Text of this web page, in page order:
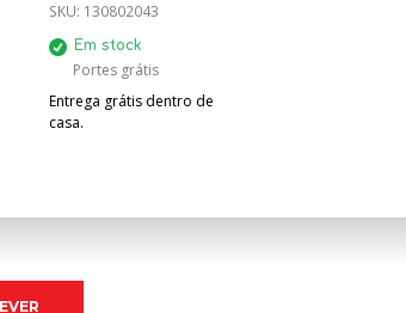
SKU: 130802043
Em stock
Portes grátis
Entrega grátis dentro de
casa.